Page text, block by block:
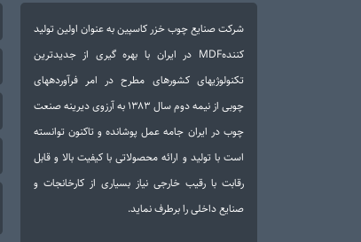
شرکت صنایع چوب خزر کاسپین به عنوان اولین تولید
کنندهMDF در ایران با بهره گیری از جدیدترین
تکنولوژی­های کشورهای مطرح در امر فرآورده­های
چوبی از نیمه دوم سال ۱۳۸۳ به آرزوی دیرینه صنعت
چوب در ایران جامه عمل پوشانده و تاکنون توانسته
است با تولید و ارائه محصولاتی با کیفیت بالا و قابل
رقابت با رقیب خارجی نیاز بسیاری از کارخانجات و
صنایع داخلی را برطرف نماید.